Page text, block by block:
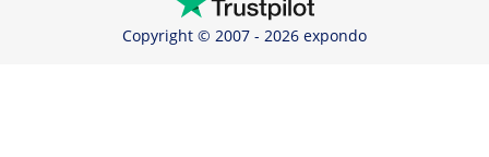
Copyright © 2007 - 2026 expondo